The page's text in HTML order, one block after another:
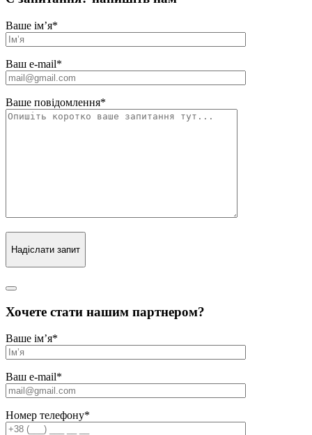
Ваше ім’я*
Ваш e-mail*
Ваше повідомлення*
Надіслати запит
Хочете стати нашим партнером?
Ваше ім’я*
Ваш e-mail*
Номер телефону*